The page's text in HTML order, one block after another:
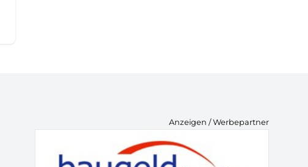
Anzeigen / Werbepartner